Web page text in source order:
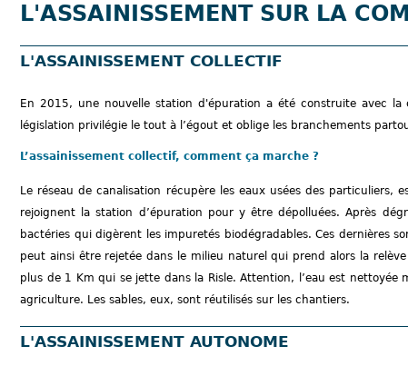
L'ASSAINISSEMENT SUR LA
L'ASSAINISSEMENT COLLECTIF
En 2015, une nouvelle station d'épuration a été construite avec
législation privilégie le tout à l’égout et oblige les branchements
L’assainissement collectif, comment ça marche ?
Le réseau de canalisation récupère les eaux usées des particuliers,
rejoignent la station d’épuration pour y être dépolluées. Après
bactéries qui digèrent les impuretés biodégradables. Ces dernières
peut ainsi être rejetée dans le milieu naturel qui prend alors la
plus de 1 Km qui se jette dans la Risle. Attention, l’eau est
agriculture. Les sables, eux, sont réutilisés sur les chantiers.
L'ASSAINISSEMENT AUTONOME